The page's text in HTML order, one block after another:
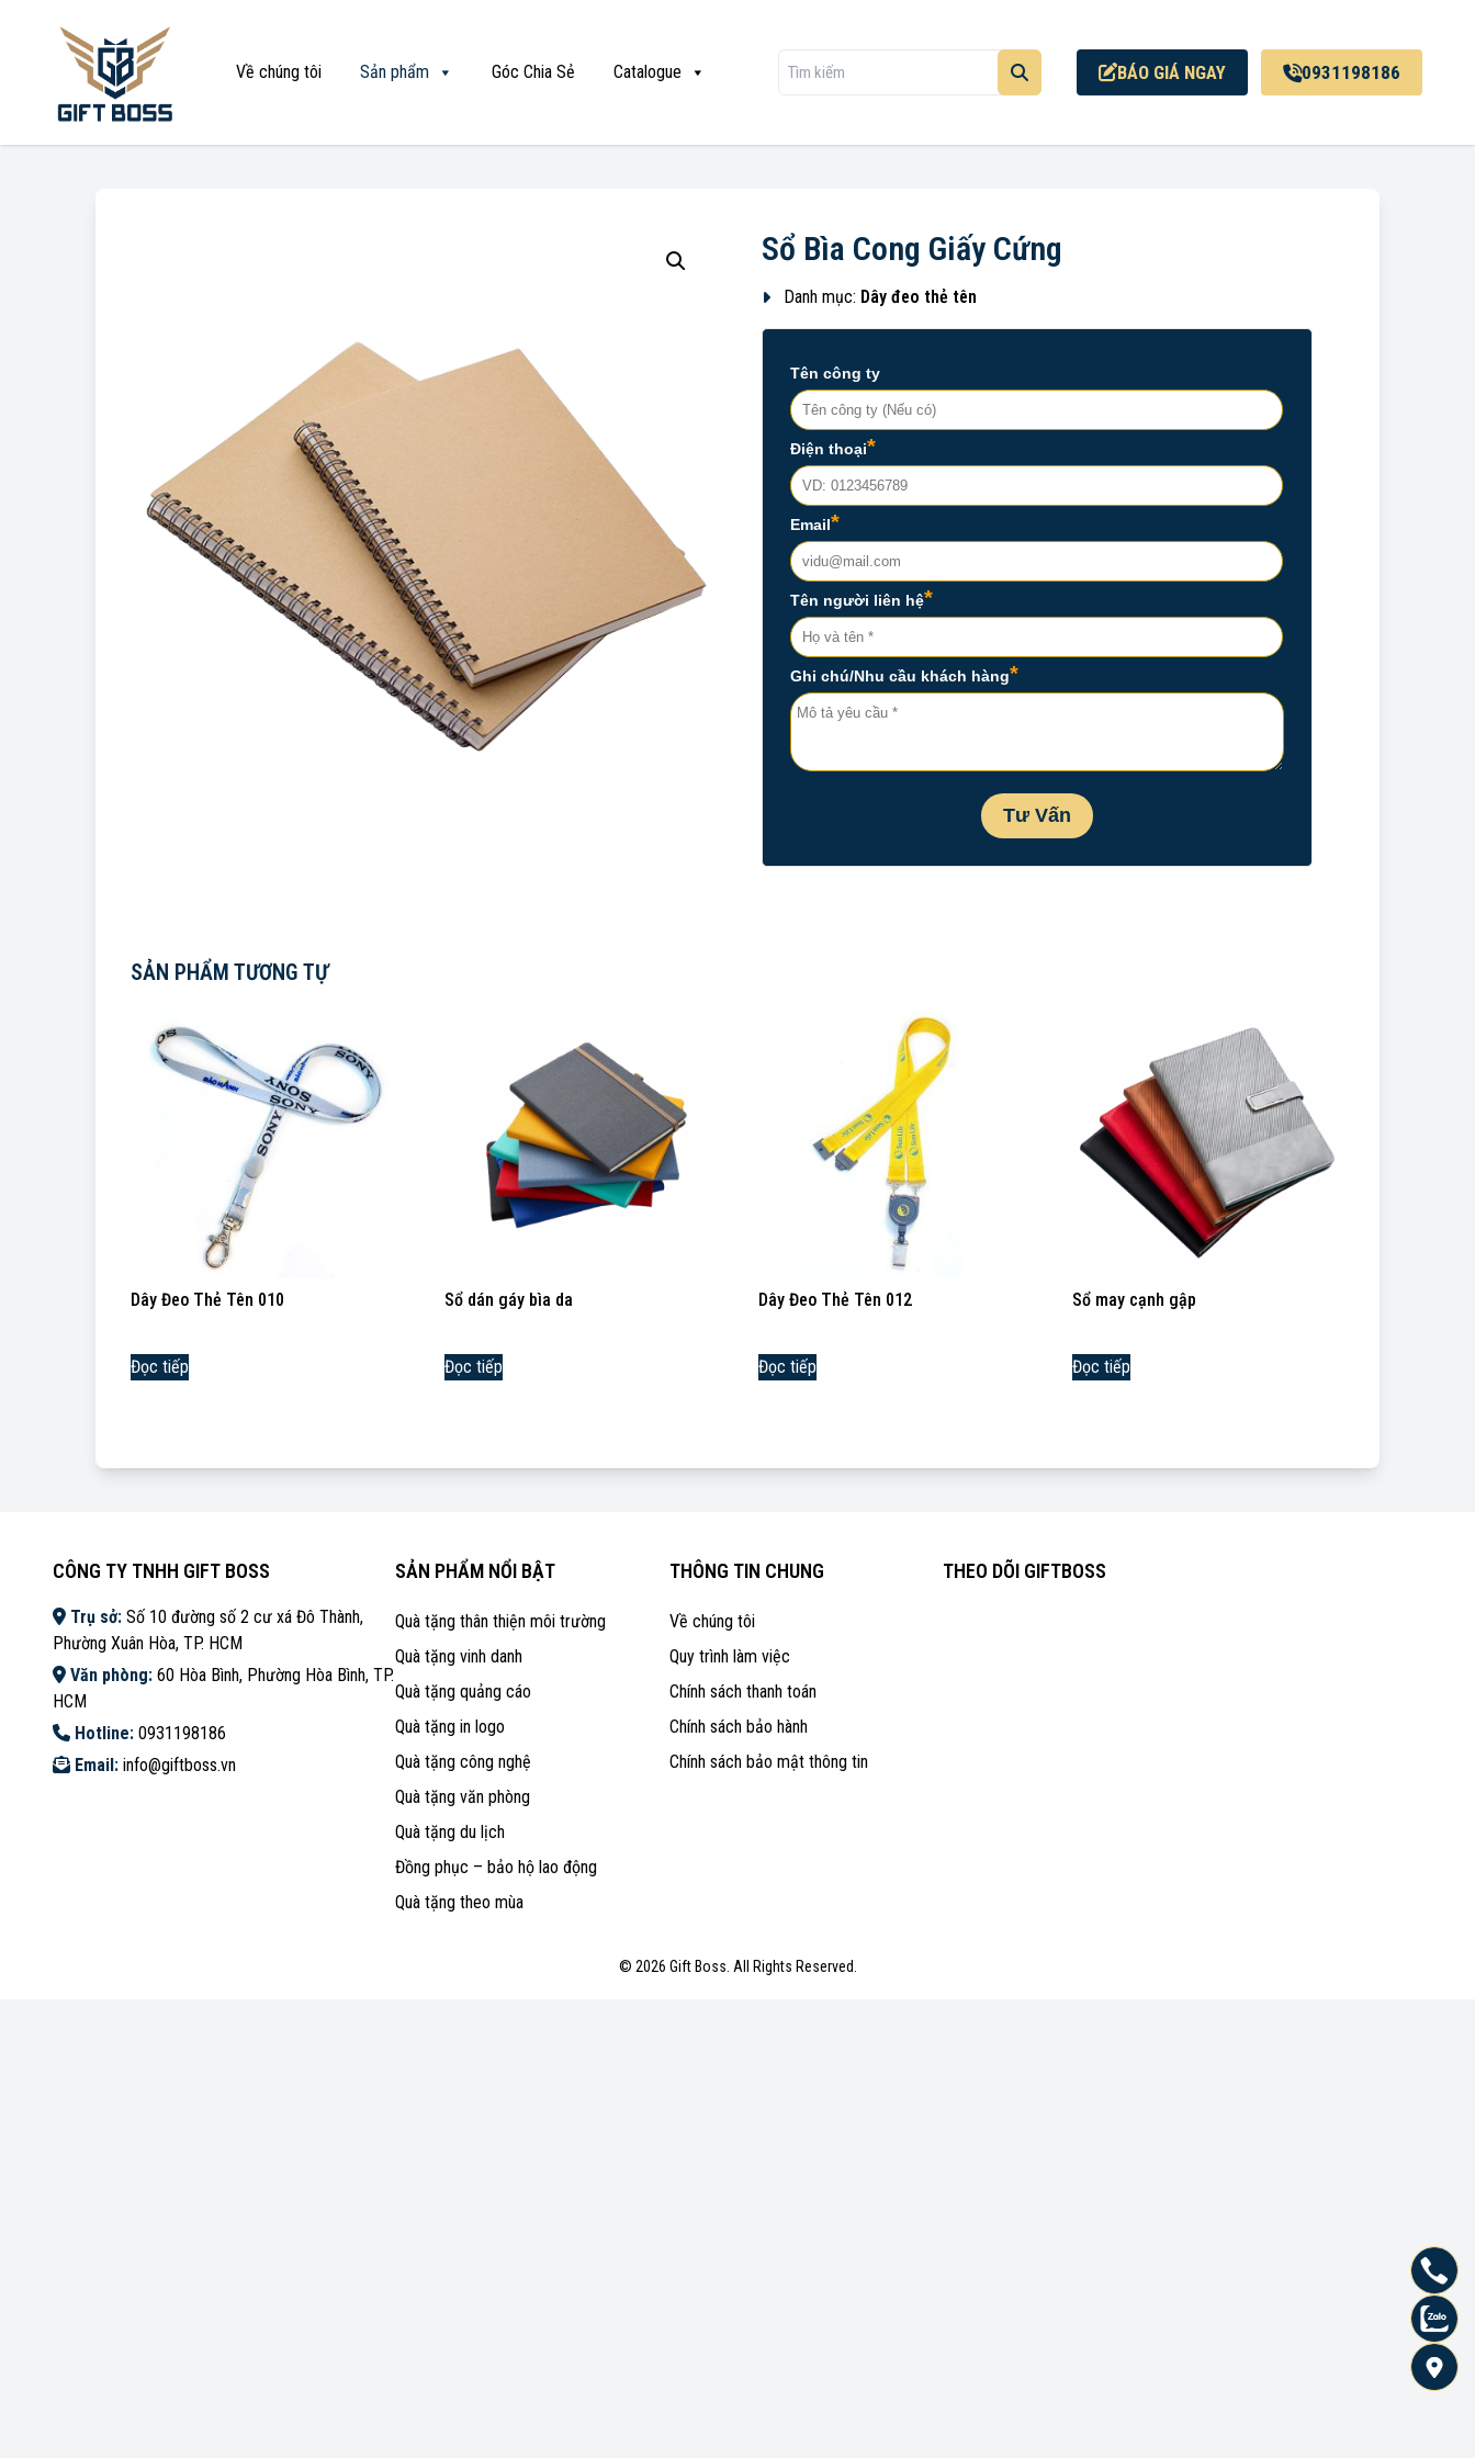
Về chúng tôi Sản phẩm Góc Chia Sẻ Catalogue BÁO GIÁ NGAY 0931198186
Sổ Bìa Cong Giấy Cứng
Danh mục: Dây đeo thẻ tên
SẢN PHẨM TƯƠNG TỰ
Dây Đeo Thẻ Tên 010
Đọc tiếp
Sổ dán gáy bìa da
Đọc tiếp
Dây Đeo Thẻ Tên 012
Đọc tiếp
Sổ may cạnh gập
Đọc tiếp
CÔNG TY TNHH GIFT BOSS
Trụ sở: Số 10 đường số 2 cư xá Đô Thành,
Phường Xuân Hòa, TP. HCM
Văn phòng: 60 Hòa Bình, Phường Hòa Bình, TP.
HCM
Hotline: 0931198186
Email: info@giftboss.vn
SẢN PHẨM NỔI BẬT
Quà tặng thân thiện môi trường
Quà tặng vinh danh
Quà tặng quảng cáo
Quà tặng in logo
Quà tặng công nghệ
Quà tặng văn phòng
Quà tặng du lịch
Đồng phục – bảo hộ lao động
Quà tặng theo mùa
THÔNG TIN CHUNG
Về chúng tôi
Quy trình làm việc
Chính sách thanh toán
Chính sách bảo hành
Chính sách bảo mật thông tin
THEO DÕI GIFTBOSS
© 2026 Gift Boss. All Rights Reserved.